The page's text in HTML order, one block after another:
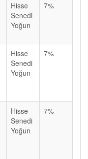
Hisse
Senedi
Yoğun
7%
Hisse
Senedi
Yoğun
7%
Hisse
Senedi
Yoğun
7%